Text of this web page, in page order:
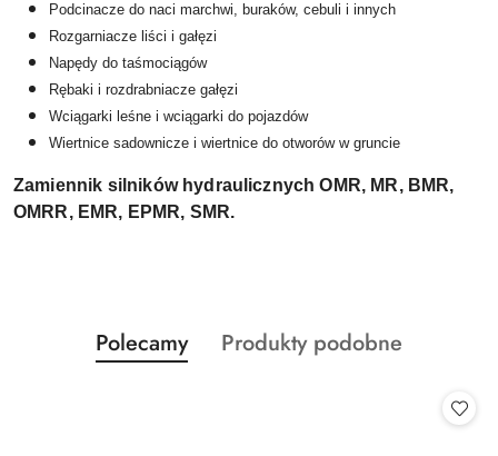
Podcinacze do naci marchwi, buraków, cebuli i innych
Rozgarniacze liści i gałęzi
Napędy do taśmociągów
Rębaki i rozdrabniacze gałęzi
Wciągarki leśne i wciągarki do pojazdów
Wiertnice sadownicze i wiertnice do otworów w gruncie
Zamiennik silników hydraulicznych OMR, MR, BMR,
OMRR, EMR, EPMR, SMR.
Pomiń karuzelę produktów
Produkty
o
Polecamy
Produkty
Produkty podobne